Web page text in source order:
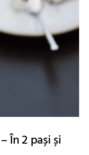
În 2 pași și